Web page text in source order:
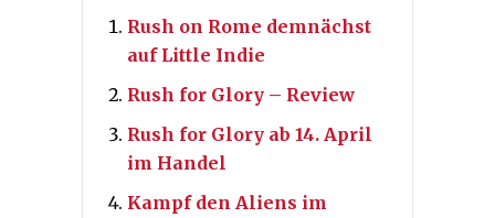
Rush on Rome demnächst
auf Little Indie
Rush for Glory – Review
Rush for Glory ab 14. April
im Handel
Kampf den Aliens im